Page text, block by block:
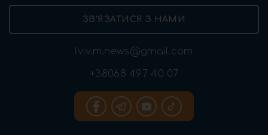
ЗВ’ЯЗАТИСЯ З НАМИ
lviv.m.news@gmail.com
+38068 497 40 07